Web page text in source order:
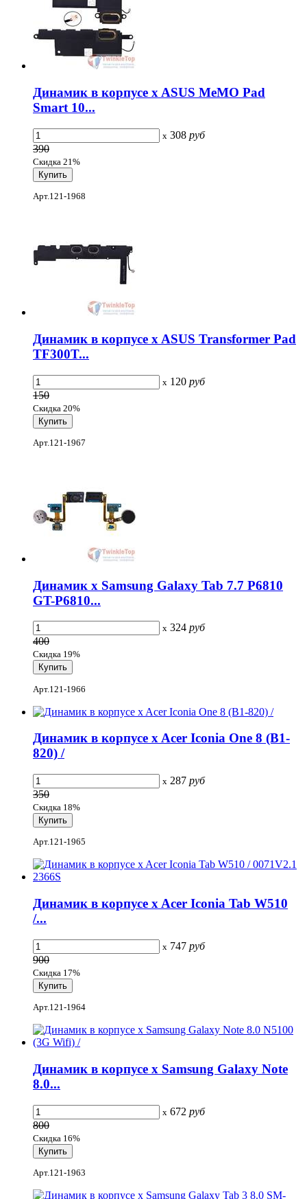
Динамик в корпусе x ASUS MeMO Pad
Smart 10...
x 308 руб
390
Скидка 21%
Арт.121-1968
Динамик в корпусе x ASUS Transformer Pad
TF300T...
x 120 руб
150
Скидка 20%
Арт.121-1967
Динамик x Samsung Galaxy Tab 7.7 P6810
GT-P6810...
x 324 руб
400
Скидка 19%
Арт.121-1966
Динамик в корпусе x Acer Iconia One 8 (B1-
820) /
x 287 руб
350
Скидка 18%
Арт.121-1965
Динамик в корпусе x Acer Iconia Tab W510
/...
x 747 руб
900
Скидка 17%
Арт.121-1964
Динамик в корпусе x Samsung Galaxy Note
8.0...
x 672 руб
800
Скидка 16%
Арт.121-1963